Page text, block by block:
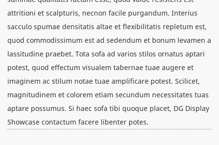
attritioni et scalpturis, necnon facile purgandum. Interius
sacculo spumae densitatis altae et flexibilitatis repletum est,
quod commodissimum est ad sedendum et bonum levamen a
lassitudine praebet. Tota sofa ad varios stilos ornatus aptari
potest, quod effectum visualem tabernae tuae augere et
imaginem ac stilum notae tuae amplificare potest. Scilicet,
magnitudinem et colorem etiam secundum necessitates tuas
aptare possumus. Si haec sofa tibi quoque placet, DG Display
Showcase contactum facere libenter potes.